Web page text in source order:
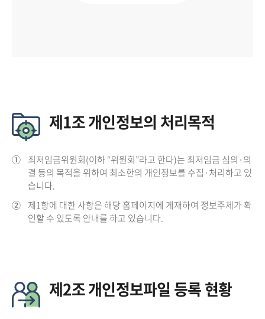
제1조 개인정보의 처리목적
① 최저임금위원회(이하 “위원회”라고 한다)는 최저임금 심의·의
결 등의 목적을 위하여 최소한의 개인정보를 수집·처리하고 있
습니다.
② 제1항에 대한 사항은 해당 홈페이지에 게재하여 정보주체가 확
인할 수 있도록 안내를 하고 있습니다.
제2조 개인정보파일 등록 현황